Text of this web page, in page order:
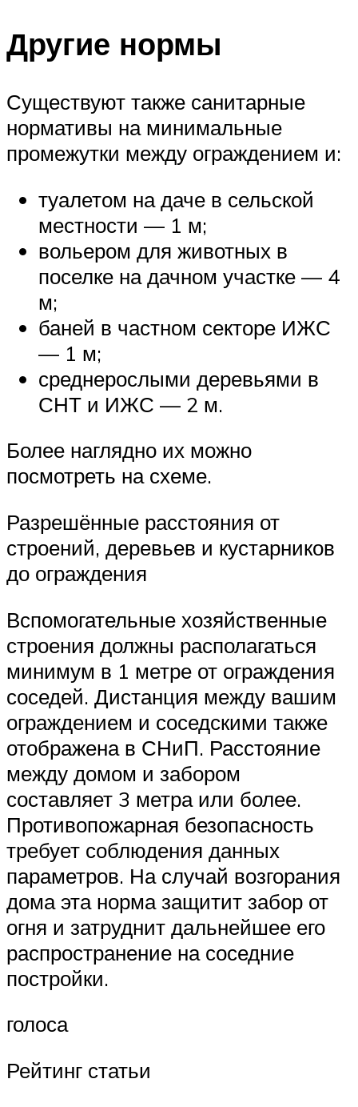
Другие нормы
Существуют также санитарные
нормативы на минимальные
промежутки между ограждением и:
туалетом на даче в сельской
местности — 1 м;
вольером для животных в
поселке на дачном участке — 4
м;
баней в частном секторе ИЖС
— 1 м;
среднерослыми деревьями в
СНТ и ИЖС — 2 м.
Более наглядно их можно
посмотреть на схеме.
Разрешённые расстояния от
строений, деревьев и кустарников
до ограждения
Вспомогательные хозяйственные
строения должны располагаться
минимум в 1 метре от ограждения
соседей. Дистанция между вашим
ограждением и соседскими также
отображена в СНиП. Расстояние
между домом и забором
составляет 3 метра или более.
Противопожарная безопасность
требует соблюдения данных
параметров. На случай возгорания
дома эта норма защитит забор от
огня и затруднит дальнейшее его
распространение на соседние
постройки.
голоса
Рейтинг статьи